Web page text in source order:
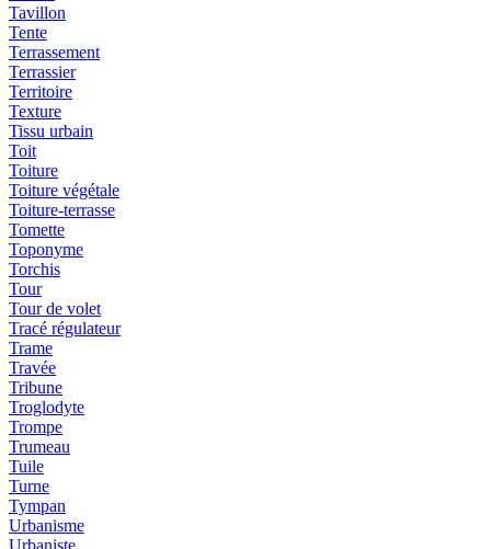
Tavillon
Tente
Terrassement
Terrassier
Territoire
Texture
Tissu urbain
Toit
Toiture
Toiture végétale
Toiture-terrasse
Tomette
Toponyme
Torchis
Tour
Tour de volet
Tracé régulateur
Trame
Travée
Tribune
Troglodyte
Trompe
Trumeau
Tuile
Turne
Tympan
Urbanisme